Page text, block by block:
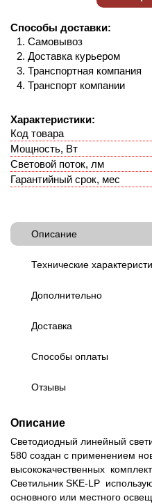
Способы доставки:
Самовывоз
Доставка курьером
Транспортная компания
Транспорт компании
Характеристики:
Код товара
Мощность, Вт
Световой поток, лм
Гарантийный срок, мес
Описание
Технические
Дополнительно
Доставка
Способы оплаты
Отзывы
Описание
Светодиодный линейный
580 создан с применением
высококачественных
Светильник SKE-LP
основного или местного